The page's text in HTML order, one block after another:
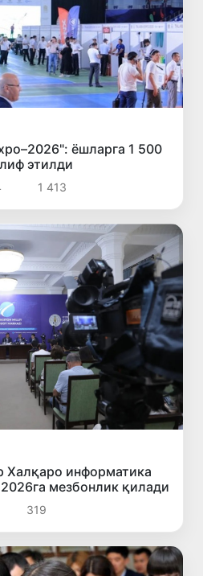
ёшларга 1 500
этилди
1 413
Халқаро информатика
мезбонлик қилади
319